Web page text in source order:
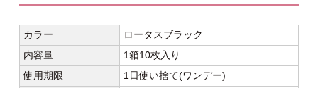
カラー
ロータスブラック
内容量
1箱10枚入り
使用期限
1日使い捨て(ワンデー)